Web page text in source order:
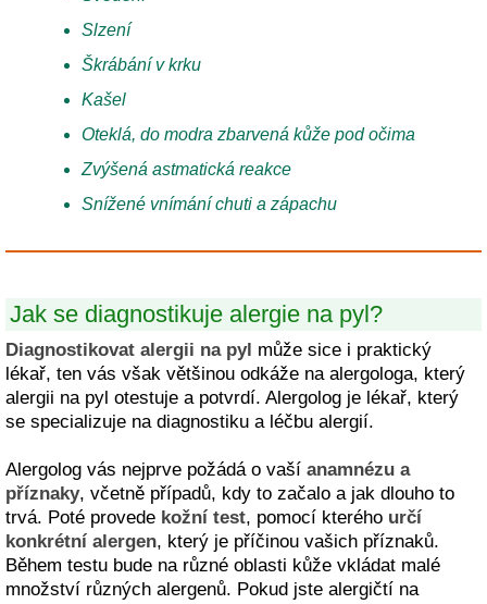
Slzení
Škrábání v krku
Kašel
Oteklá, do modra zbarvená kůže pod očima
Zvýšená astmatická reakce
Snížené vnímání chuti a zápachu
Jak se diagnostikuje alergie na pyl?
Diagnostikovat alergii na pyl může sice i praktický
lékař, ten vás však většinou odkáže na alergologa, který
alergii na pyl otestuje a potvrdí. Alergolog je lékař, který
se specializuje na diagnostiku a léčbu alergií.
Alergolog vás nejprve požádá o vaší anamnézu a
příznaky, včetně případů, kdy to začalo a jak dlouho to
trvá. Poté provede kožní test, pomocí kterého určí
konkrétní alergen, který je příčinou vašich příznaků.
Během testu bude na různé oblasti kůže vkládat malé
množství různých alergenů. Pokud jste alergičtí na